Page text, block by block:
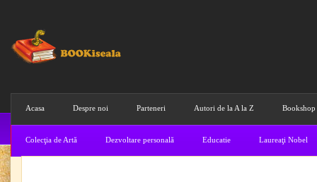
Acasa Despre noi Parteneri Autori de la A la Z Bookshop
Colecţia de Artă Dezvoltare personală Educatie Laureaţi Nobel